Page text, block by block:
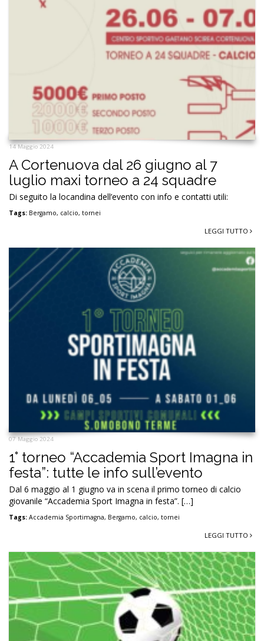
14 Maggio 2024
A Cortenuova dal 26 giugno al 7
luglio maxi torneo a 24 squadre
Di seguito la locandina dell’evento con info e contatti utili:
Tags: Bergamo, calcio, tornei
LEGGI TUTTO
07 Maggio 2024
1° torneo “Accademia Sport Imagna in
festa”: tutte le info sull’evento
Dal 6 maggio al 1 giugno va in scena il primo torneo di calcio
giovanile “Accademia Sport Imagna in festa”. […]
Tags: Accademia Sportimagna, Bergamo, calcio, tornei
LEGGI TUTTO